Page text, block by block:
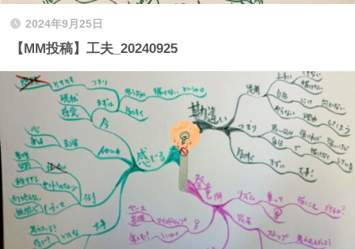
2024年9月25日
【MM投稿】工夫_20240925